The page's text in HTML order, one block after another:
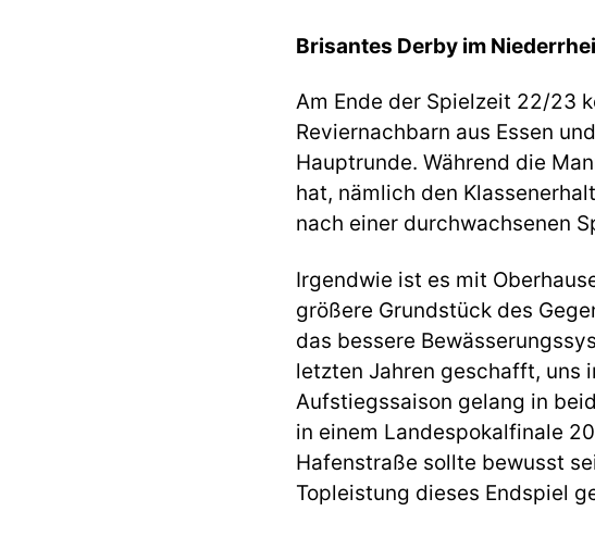
Brisantes Derby im
Am Ende der Spielzeit 22/23
Reviernachbarn aus Essen
Hauptrunde. Während die
hat, nämlich den
nach einer durchwachsenen
Irgendwie ist es mit
größere Grundstück des
das bessere
letzten Jahren geschafft, uns
Aufstiegssaison gelang in
in einem Landespokalfinale
Hafenstraße sollte bewusst
Topleistung dieses Endspiel